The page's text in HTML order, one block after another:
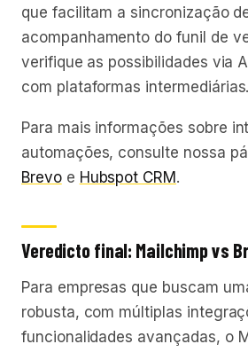
que facilitam a sincronização
acompanhamento do funil de
verifique as possibilidades via
com plataformas intermediárias.
Para mais informações sobre
automações, consulte nossa
Brevoe Hubspot CRM .
Veredicto final: Mailchimp vs
Para empresas que buscam
robusta, com múltiplas
funcionalidades avançadas, o